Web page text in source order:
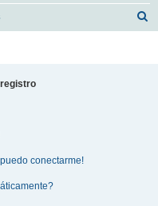
conectarme!